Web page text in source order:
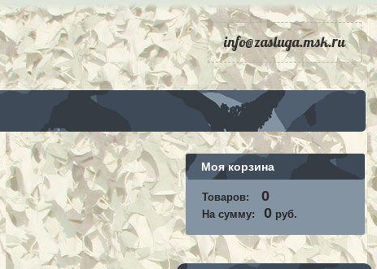
info@zasluga.msk.ru
Моя корзина
Товаров: 0
На сумму: 0 руб.